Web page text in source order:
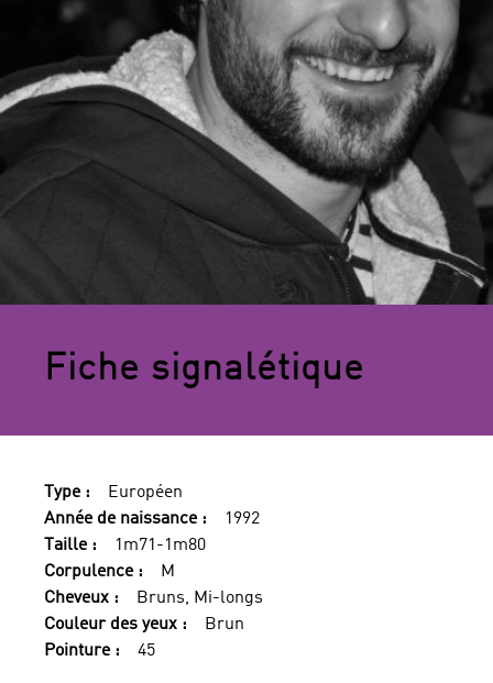
Fiche signalétique
Type :
Européen
Année de naissance :
1992
Taille :
1m71-1m80
Corpulence :
M
Cheveux :
Bruns, Mi-longs
Couleur des yeux :
Brun
Pointure :
45